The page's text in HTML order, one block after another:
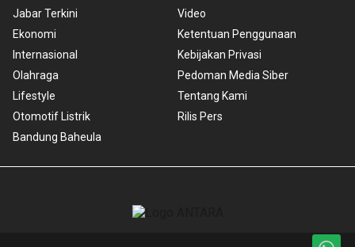
Jabar Terkini
Ekonomi
Internasional
Olahraga
Lifestyle
Otomotif Listrik
Bandung Baheula
Video
Ketentuan Penggunaan
Kebijakan Privasi
Pedoman Media Siber
Tentang Kami
Rilis Pers